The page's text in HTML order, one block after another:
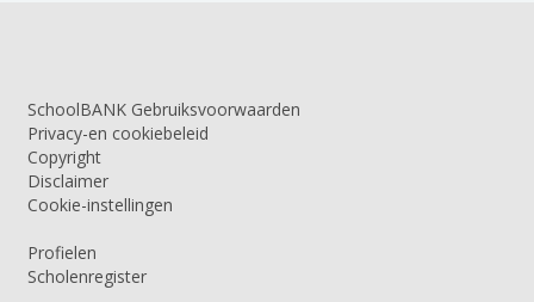
SchoolBANK Gebruiksvoorwaarden
Privacy-en cookiebeleid
Copyright
Disclaimer
Cookie-instellingen
Profielen
Scholenregister